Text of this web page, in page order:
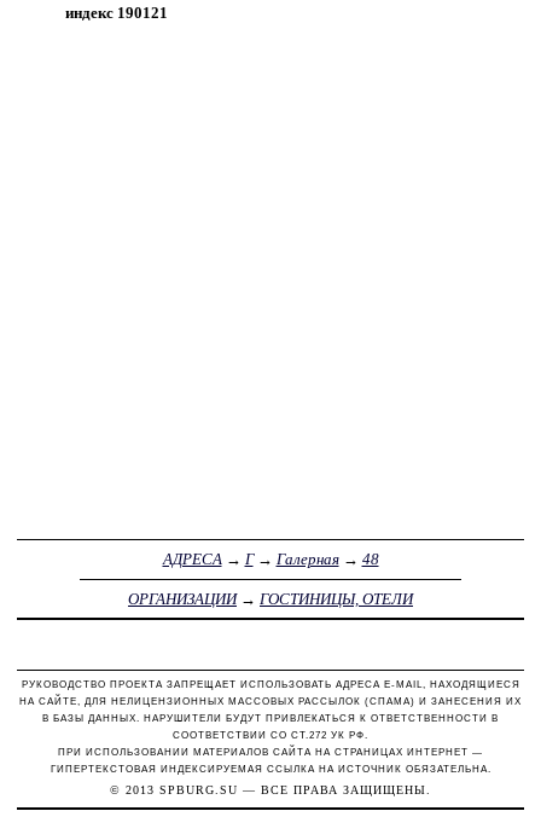
индекс 190121
АДРЕСА→ Г→ Галерная→ 48
ОРГАНИЗАЦИИ→ ГОСТИНИЦЫ, ОТЕЛИ
РУКОВОДСТВО ПРОЕКТА ЗАПРЕЩАЕТ ИСПОЛЬЗОВАТЬ АДРЕСА E-MAIL, НАХОДЯЩИЕСЯ
НА САЙТЕ, ДЛЯ НЕЛИЦЕНЗИОННЫХ МАССОВЫХ РАССЫЛОК (СПАМА) И ЗАНЕСЕНИЯ ИХ
В БАЗЫ ДАННЫХ. НАРУШИТЕЛИ БУДУТ ПРИВЛЕКАТЬСЯ К ОТВЕТСТВЕННОСТИ В
СООТВЕТСТВИИ СО СТ.272 УК РФ.
ПРИ ИСПОЛЬЗОВАНИИ МАТЕРИАЛОВ САЙТА НА СТРАНИЦАХ ИНТЕРНЕТ —
ГИПЕРТЕКСТОВАЯ ИНДЕКСИРУЕМАЯ ССЫЛКА НА ИСТОЧНИК ОБЯЗАТЕЛЬНА.
© 2013 SPBURG.SU — ВСЕ ПРАВА ЗАЩИЩЕНЫ.